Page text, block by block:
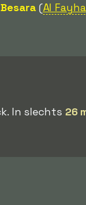
(Al Fayha
In slechts 26